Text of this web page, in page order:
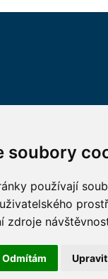
soubory
používají
zdroje
Odmítám
JAK